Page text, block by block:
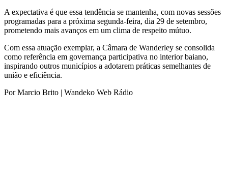
A expectativa é que essa tendência se mantenha, com novas sessões
programadas para a próxima segunda-feira, dia 29 de setembro,
prometendo mais avanços em um clima de respeito mútuo.
Com essa atuação exemplar, a Câmara de Wanderley se consolida
como referência em governança participativa no interior baiano,
inspirando outros municípios a adotarem práticas semelhantes de
união e eficiência.
Por Marcio Brito | Wandeko Web Rádio